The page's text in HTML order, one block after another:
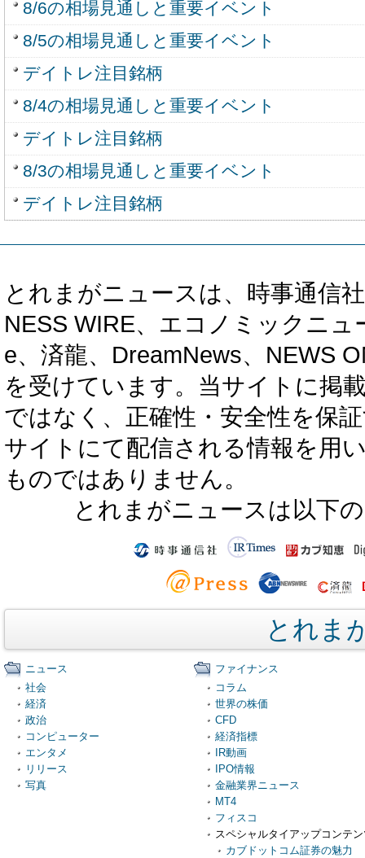
8/6の相場見通しと重要イベント
8/5の相場見通しと重要イベント
デイトレ注目銘柄
8/4の相場見通しと重要イベント
デイトレ注目銘柄
8/3の相場見通しと重要イベント
デイトレ注目銘柄
とれまがニュースは、時事通信
NESS WIRE、エコノミックニ
e、済龍、DreamNews、NEWS
を受けています。当サイトに掲
ではなく、正確性・安全性を保
サイトにて配信される情報を用
ものではありません。
とれまがニュースは以下
とれま
ニュース
社会
経済
政治
コンピューター
エンタメ
リリース
写真
ファイナンス
コラム
世界の株価
CFD
経済指標
IR動画
IPO情報
金融業界ニュース
MT4
フィスコ
スペシャルタイアップコンテ
カブドットコム証券の魅力